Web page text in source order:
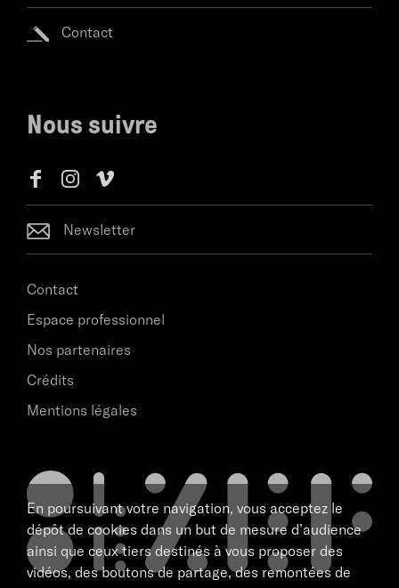
Contact
Nous suivre
Newsletter
Contact
Espace professionnel
Nos partenaires
Crédits
Mentions légales
En poursuivant votre navigation, vous acceptez le
dépôt de cookies dans un but de mesure d’audience
ainsi que ceux tiers destinés à vous proposer des
vidéos, des boutons de partage, des remontées de